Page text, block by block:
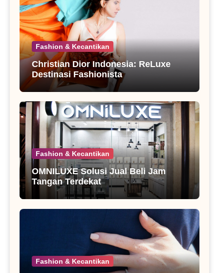
Fashion & Kecantikan
Christian Dior Indonesia: ReLuxe
Destinasi Fashionista
Fashion & Kecantikan
OMNILUXE Solusi Jual Beli Jam
Tangan Terdekat
Fashion & Kecantikan